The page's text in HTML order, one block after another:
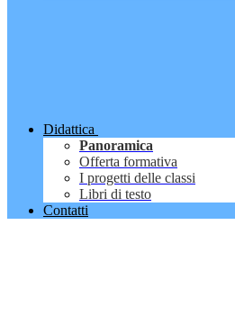
Didattica
Panoramica
Offerta formativa
I progetti delle classi
Libri di testo
Contatti